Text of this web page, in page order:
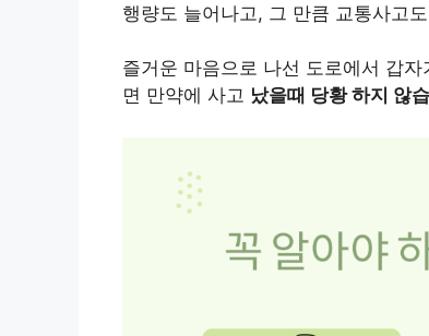
행량도 늘어나고, 그 만큼 교통사고
즐거운 마음으로 나선 도로에서 갑
면 만약에 사고 났을때 당황 하지 않습